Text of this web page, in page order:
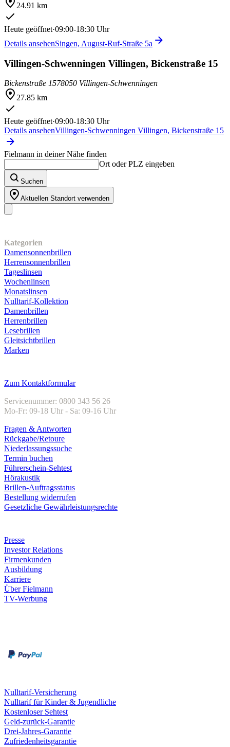
24.91 km
Heute geöffnet·09:00-18:30 Uhr
Details ansehenSingen, August-Ruf-Straße 5a
Villingen-Schwenningen Villingen, Bickenstraße 15
Bickenstraße 1578050 Villingen-Schwenningen
27.85 km
Heute geöffnet·09:00-18:30 Uhr
Details ansehenVillingen-Schwenningen Villingen, Bickenstraße 15
Fielmann in deiner Nähe finden
Ort oder PLZ eingeben
Suchen
Aktuellen Standort verwenden
Kategorien
Damensonnenbrillen
Herrensonnenbrillen
Tageslinsen
Wochenlinsen
Monatslinsen
Nulltarif-Kollektion
Damenbrillen
Herrenbrillen
Lesebrillen
Gleitsichtbrillen
Marken
Zum Kontaktformular
Servicenummer: 0800 343 56 26
Mo-Fr: 09-18 Uhr - Sa: 09-16 Uhr
Fragen & Antworten
Rückgabe/Retoure
Niederlassungssuche
Termin buchen
Führerschein-Sehtest
Hörakustik
Brillen-Auftragsstatus
Bestellung widerrufen
Gesetzliche Gewährleistungsrechte
Presse
Investor Relations
Firmenkunden
Ausbildung
Karriere
Über Fielmann
TV-Werbung
Nulltarif-Versicherung
Nulltarif für Kinder & Jugendliche
Kostenloser Sehtest
Geld-zurück-Garantie
Drei-Jahres-Garantie
Zufriedenheitsgarantie